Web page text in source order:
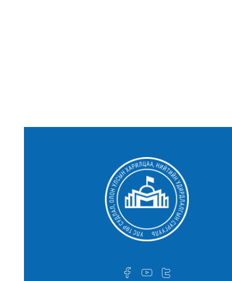
одонгоор шагнууллаа
төрийн дээд шагнал хүртлээ
Гадаад хэргийн сайд асан,
ОББЭЭС Л.Эрдэнэчулуун сайд
INTERNATIONAL RELATIONS
STUDENTS VISIT THE U.S.